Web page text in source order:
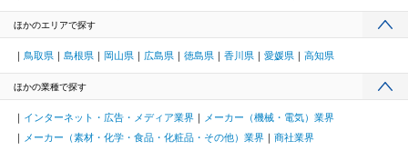
ほかのエリアで探す
鳥取県 島根県 岡山県 広島県 徳島県 香川県 愛媛県 高知県
ほかの業種で探す
インターネット・広告・メディア業界
メーカー（機械・電気）業界
メーカー（素材・化学・食品・化粧品・その他）業界
商社業界